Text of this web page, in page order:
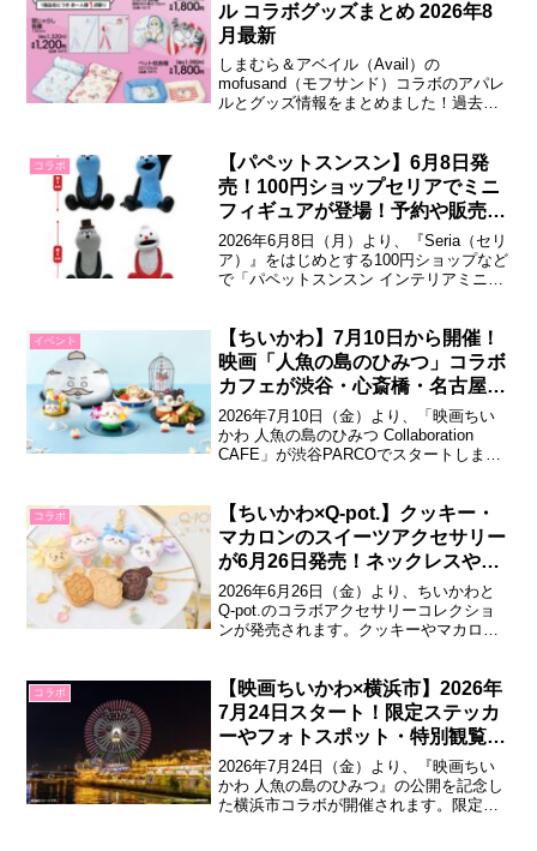
ル コラボグッズまとめ 2026年8
月最新
しまむら＆アベイル（Avail）の
mofusand（モフサンド）コラボのアパレ
ルとグッズ情報をまとめました！過去に
ボグッズ2026年6月20日（土）より、全
国のアベイル店舗で「mofusand」の新作
グッズが発売...
コラボ
【パペットスンスン】6月8日発
売！100円ショップセリアでミニ
フィギュアが登場！予約や販売店
舗は？クレーンゲームにも登場？
2026年6月8日（月）より、『Seria（セリ
ア）』をはじめとする100円ショップなど
で「パペットスンスン インテリアミニフ
フィギュアが登場します。パペットスン
スン インテリアミニフィギュア株式会社
エイコーの人気シリーズ「イ...
イベント
【ちいかわ】7月10日から開催！
映画「人魚の島のひみつ」コラボ
カフェが渋谷・心斎橋・名古屋に
期間限定オープン
2026年7月10日（金）より、「映画ちい
かわ 人魚の島のひみつ Collaboration
CAFE」が渋谷PARCOでスタートしま
開催で、映画の世界観を再現したフード
やデザート、ドリンク、オリジナルグッ
ズが登場し...
コラボ
【ちいかわ×Q-pot.】クッキー・
マカロンのスイーツアクセサリー
が6月26日発売！ネックレスやリ
ングなど全18商品
2026年6月26日（金）より、ちいかわと
Q-pot.のコラボアクセサリーコレクショ
ンが発売されます。クッキーやマカロ
ちいかわ・ハチワレ・うさぎ・モモンガ
のかわいいデザインを楽しめます。ちい
かわ×Q-pot. スイーツアクセサリ...
コラボ
【映画ちいかわ×横浜市】2026年
7月24日スタート！限定ステッカ
ーやフォトスポット・特別観覧車
が登場♪
2026年7月24日（金）より、『映画ちい
かわ 人魚の島のひみつ』の公開を記念し
た横浜市コラボが開催されます。限定ス